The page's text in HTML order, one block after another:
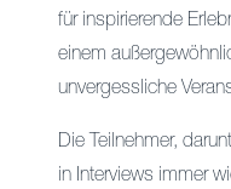
für inspirierende
einem
unvergessliche
Die Teilnehmer,
in Interviews immer